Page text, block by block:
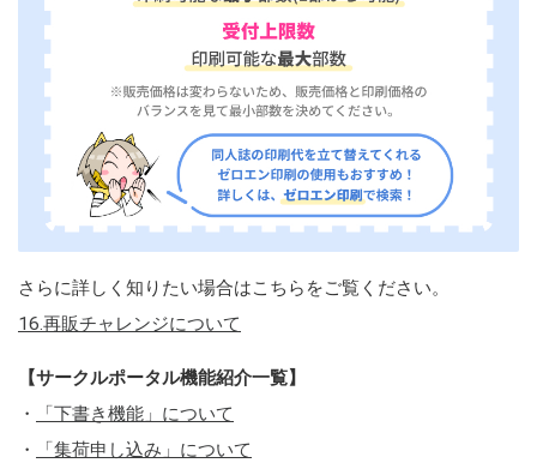
さらに詳しく知りたい場合はこちらをご覧ください。
16.再販チャレンジについて
【サークルポータル機能紹介一覧】
・
「下書き機能」について
・
「集荷申し込み」について